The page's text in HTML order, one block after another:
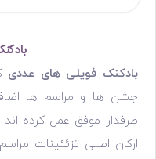
بادکنک فویلی های عددی
جشن ها و مراسم ها
طرفدار موفق عمل کرده اند
ارکان اصلی تزئئینات